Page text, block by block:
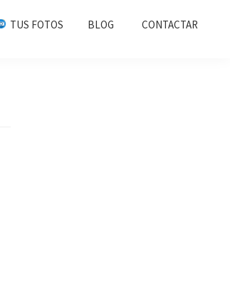
TUS FOTOS BLOG CONTACTAR